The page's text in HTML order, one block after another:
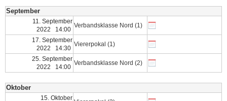
September
11. September
2022 14:00
Verbandsklasse Nord (1)
17. September
2022 14:30
Viererpokal (1)
25. September
2022 14:00
Verbandsklasse Nord (2)
Oktober
15. Oktober